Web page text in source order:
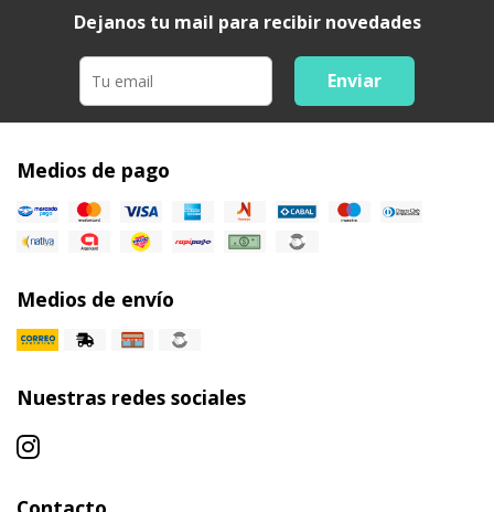
Dejanos tu mail para recibir novedades
Enviar
Medios de pago
Medios de envío
Nuestras redes sociales